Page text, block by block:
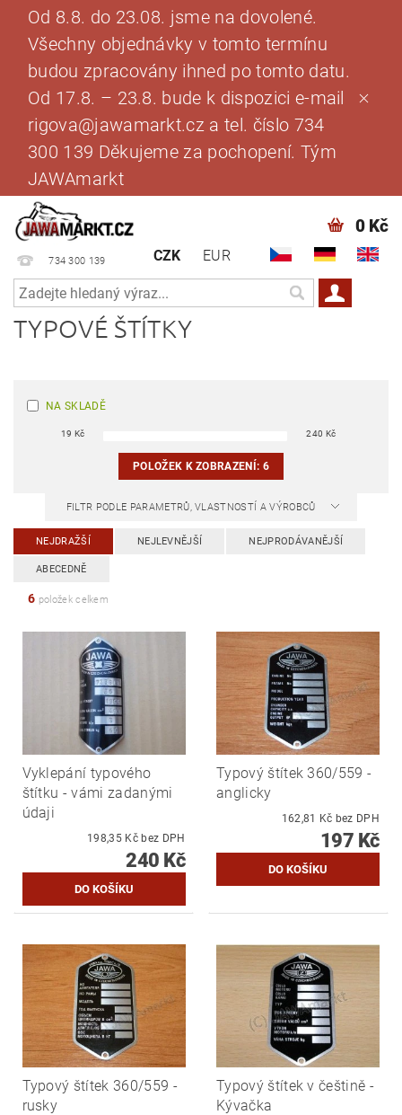
Od 8.8. do 23.08. jsme na dovolené.
Všechny objednávky v tomto termínu
budou zpracovány ihned po tomto datu.
Od 17.8. – 23.8. bude k dispozici e-mail
rigova@jawamarkt.cz a tel. číslo 734
300 139 Děkujeme za pochopení. Tým
JAWAmarkt
734 300 139 CZK EUR
0 Kč
TYPOVÉ ŠTÍTKY
NA SKLADĚ
19 Kč 240 Kč
POLOŽEK K ZOBRAZENÍ: 6
FILTR PODLE PARAMETRŮ, VLASTNOSTÍ A VÝROBCŮ
NEJDRAŽŠÍ NEJLEVNĚJŠÍ NEJPRODÁVANĚJŠÍ
ABECEDNĚ
6 položek celkem
Vyklepání typového
štítku - vámi zadanými
údaji
198,35 Kč bez DPH
240 Kč
Typový štítek 360/559 -
anglicky
162,81 Kč bez DPH
197 Kč
Typový štítek 360/559 -
rusky
Typový štítek v češtině -
Kývačka